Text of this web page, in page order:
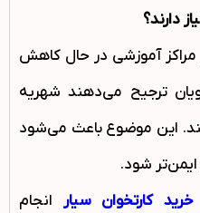
دارند؟
مراکز آموزشی در حال کاهش
ترجیح می‌دهند شهریه
این موضوع باعث می‌شود
شود.
خرید کارتخوان سیار انجام